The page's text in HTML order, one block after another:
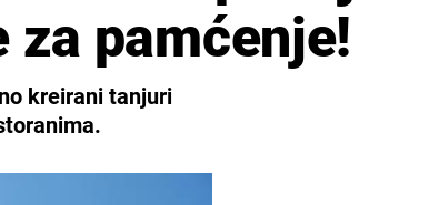
pamćenje!
kreirani tanjuri